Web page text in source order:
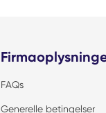
FAQs
Generelle betingelser